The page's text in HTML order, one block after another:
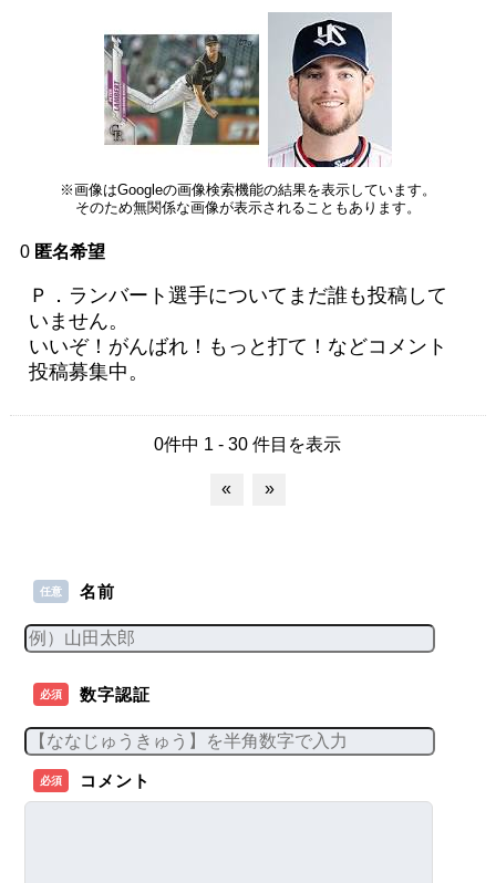
※画像はGoogleの画像検索機能の結果を表示しています。
そのため無関係な画像が表示されることもあります。
0 匿名希望
Ｐ．ランバート選手についてまだ誰も投稿して
いません。
いいぞ！がんばれ！もっと打て！などコメント
投稿募集中。
0件中 1 - 30 件目を表示
« »
任意 名前
必須 数字認証
必須 コメント